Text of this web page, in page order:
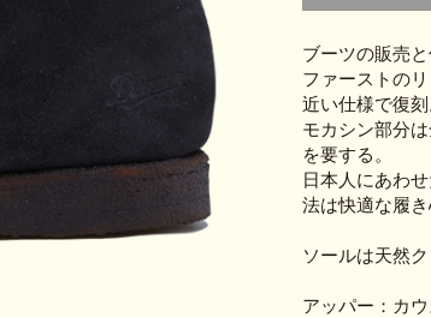
ブーツの販売
ファーストの
近い仕様で復
モカシン部分
を要する。
日本人にあわ
法は快適な履
ソールは天然
アッパー：カ